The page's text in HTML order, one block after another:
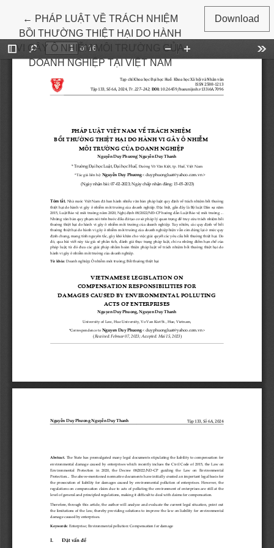
← Return to Article Details
PHÁP LUẬT VỀ TRÁCH NHIỆM
BỒI THƯỜNG THIỆT HẠI DO HÀNH
VI GÂY Ô NHIỄM MÔI TRƯỜNG CỦA
DOANH NGHIỆP TẠI VIỆT NAM
Download